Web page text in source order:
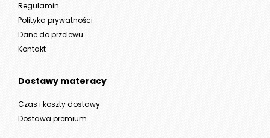
Regulamin
Polityka prywatności
Dane do przelewu
Kontakt
Dostawy materacy
Czas i koszty dostawy
Dostawa premium